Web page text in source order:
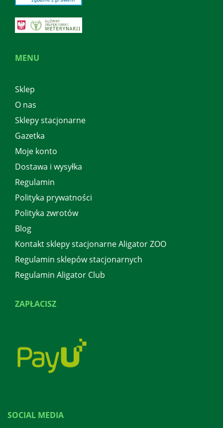
MENU
Sklep
O nas
Sklepy stacjonarne
Gazetka
Moje konto
Dostawa i wysyłka
Regulamin
Polityka prywatności
Polityka zwrotów
Blog
Kontakt sklepy stacjonarne Aligator ZOO
Regulamin sklepów stacjonarnych
Regulamin Aligator Club
ZAPŁACISZ
SOCIAL MEDIA